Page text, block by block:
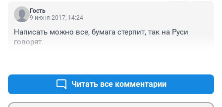
Гость
9 июня 2017, 14:24
Написать можно все, бумага стерпит, так на Руси
говорят.
Читать все комментарии